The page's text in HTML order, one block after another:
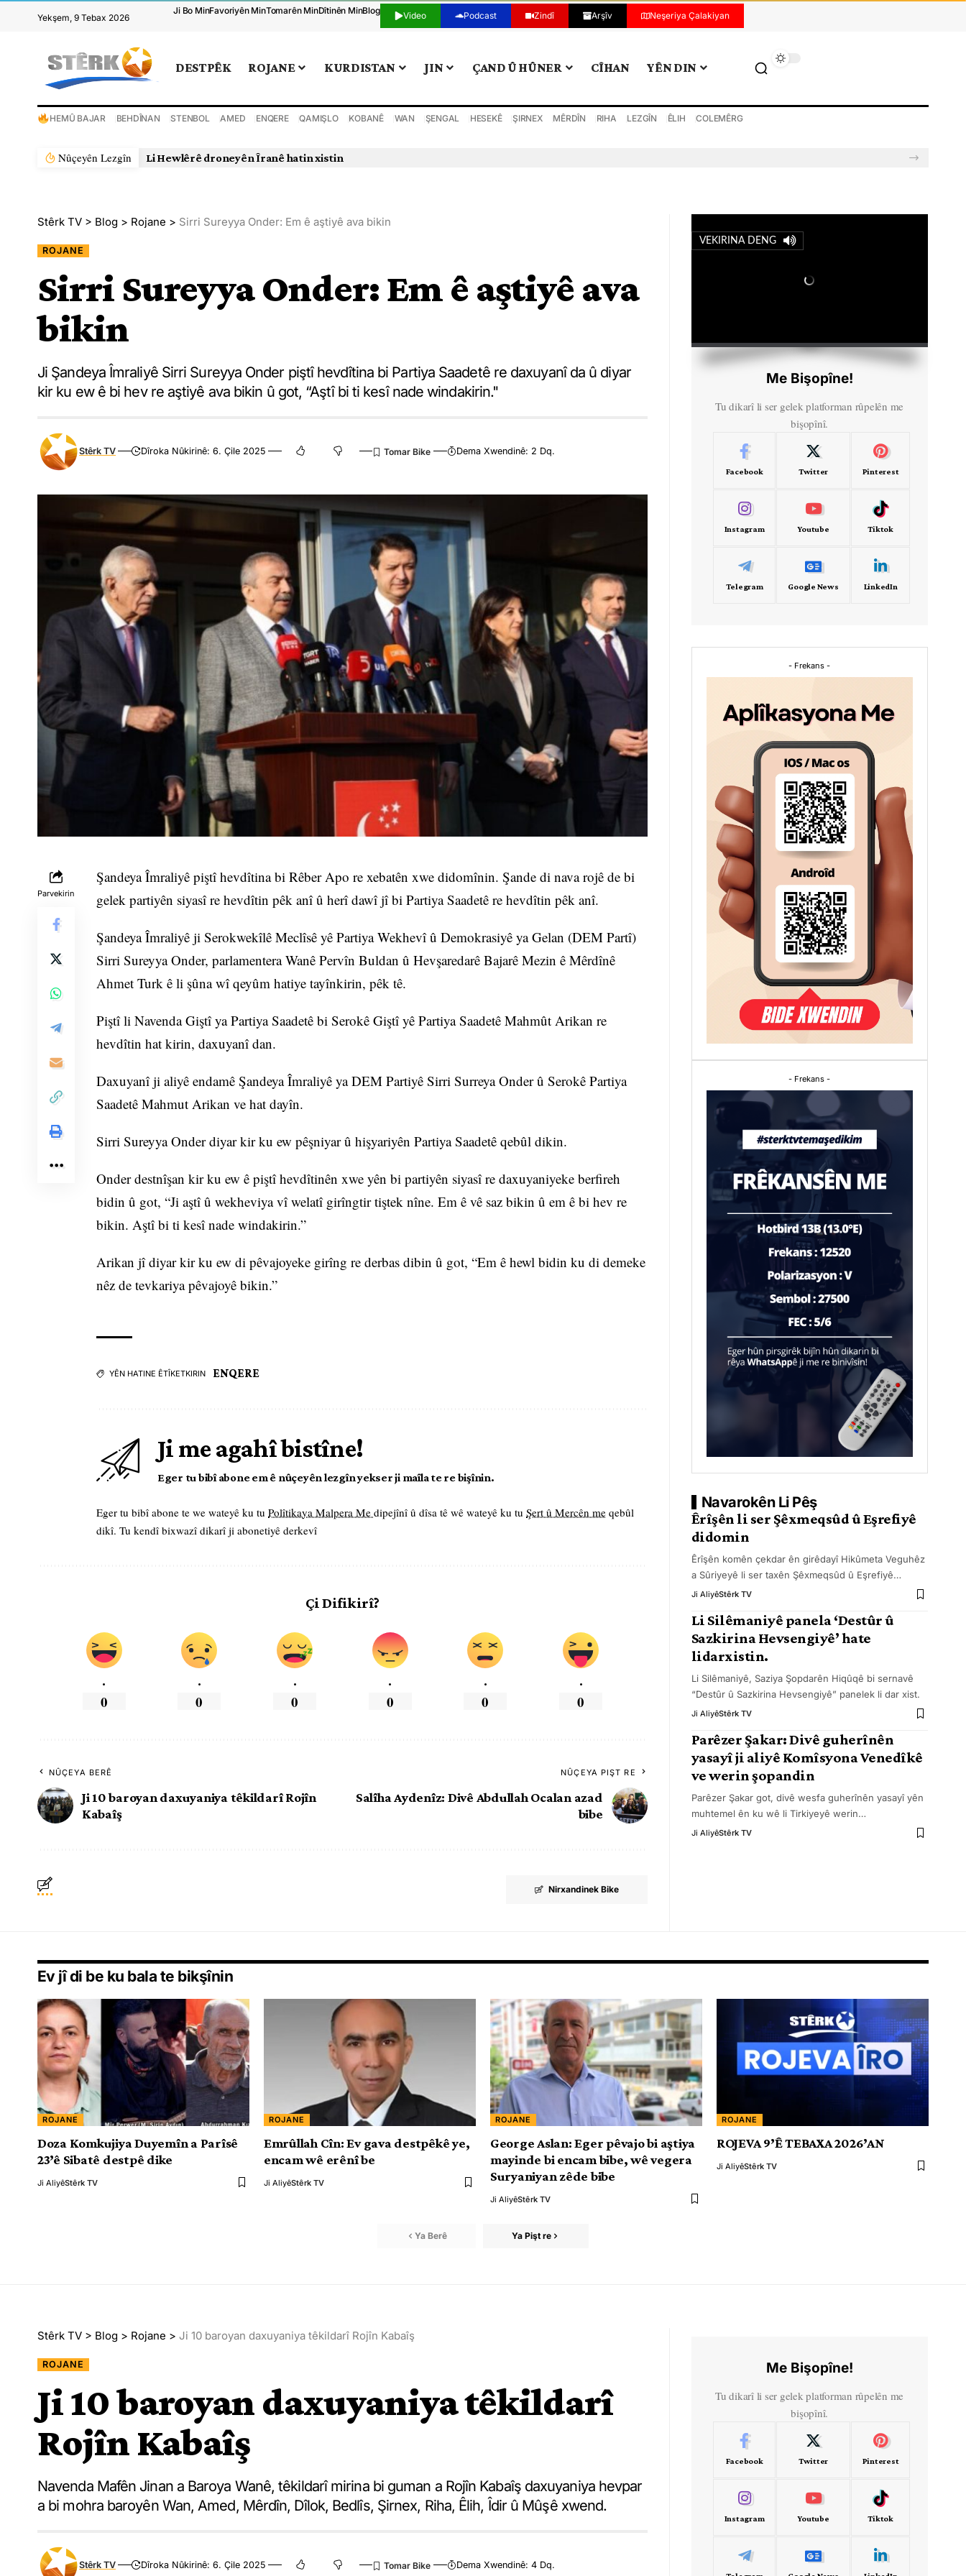
Yekşem, 9 Tebax 2026
Ji Bo MinFavoriyên MinTomarên MinDîtinên MinBlog Video Podcast Zindî Arşîv Neşeriya Çalakiyan
DESTPÊK ROJANE KURDISTAN JIN ÇAND Û HÛNER CÎHAN YÊN DIN
HEMÛ BAJAR BEHDÎNAN STENBOL AMED ENQERE QAMIŞLO KOBANÊ WAN ŞENGAL HESEKÊ ŞIRNEX MÊRDÎN RIHA LEZGÎN ÊLIH COLEMÊRG
Nûçeyên Lezgîn Li Hewlêrê droneyên Îranê hatin xistin
Stêrk TV > Blog > Rojane > Sirri Sureyya Onder: Em ê aştiyê ava bikin
ROJANE
Sirri Sureyya Onder: Em ê aştiyê ava
bikin
Ji Şandeya Îmraliyê Sirri Sureyya Onder piştî hevdîtina bi Partiya Saadetê re daxuyanî da û diyar
kir ku ew ê bi hev re aştiyê ava bikin û got, “Aştî bi ti kesî nade windakirin."
Stêrk TV Dîroka Nûkirinê: 6. Çile 2025 Dema Xwendinê: 2 Dq.
Parvekirin
Şandeya Îmraliyê piştî hevdîtina bi Rêber Apo re xebatên xwe didomînin. Şande di nava rojê de bi
gelek partiyên siyasî re hevdîtin pêk anî û herî dawî jî bi Partiya Saadetê re hevdîtin pêk anî.
Şandeya Îmraliyê ji Serokwekîlê Meclîsê yê Partiya Wekhevî û Demokrasiyê ya Gelan (DEM Partî)
Sirri Sureyya Onder, parlamentera Wanê Pervîn Buldan û Hevşaredarê Bajarê Mezin ê Mêrdînê
Ahmet Turk ê li şûna wî qeyûm hatiye tayînkirin, pêk tê.
Piştî li Navenda Giştî ya Partiya Saadetê bi Serokê Giştî yê Partiya Saadetê Mahmût Arikan re
hevdîtin hat kirin, daxuyanî dan.
Daxuyanî ji aliyê endamê Şandeya Îmraliyê ya DEM Partiyê Sirri Surreya Onder û Serokê Partiya
Saadetê Mahmut Arikan ve hat dayîn.
Sirri Sureyya Onder diyar kir ku ew pêşniyar û hişyariyên Partiya Saadetê qebûl dikin.
Onder destnîşan kir ku ew ê piştî hevdîtinên xwe yên bi partiyên siyasî re daxuyaniyeke berfireh
bidin û got, “Ji aştî û wekheviya vî welatî girîngtir tiştek nîne. Em ê vê saz bikin û em ê bi hev re
bikin. Aştî bi ti kesî nade windakirin.”
Arikan jî diyar kir ku ew di pêvajoyeke girîng re derbas dibin û got, “Em ê hewl bidin ku di demeke
nêz de tevkariya pêvajoyê bikin.”
YÊN HATINE ÊTÎKETKIRIN ENQERE
Ji me agahî bistîne!
Eger tu bibî abone em ê nûçeyên lezgîn yekser ji maîla te re bişînin.
Eger tu bibî abone te we wateyê ku tu Polîtikaya Malpera Me dipejînî û dîsa tê wê wateyê ku tu Şert û Mercên me qebûl
dikî. Tu kendî bixwazî dikarî ji abonetiyê derkevî
Çi Difikirî?
.
0
.
0
.
0
.
0
.
0
.
0
NÛÇEYA BERÊ
Ji 10 baroyan daxuyaniya têkildarî Rojîn
Kabaîş
NÛÇEYA PIŞT RE
Salîha Aydenîz: Divê Abdullah Ocalan azad
bibe
Nirxandinek Bike
VEKIRINA DENG
Me Bişopîne!
Tu dikarî li ser gelek platforman rûpelên me
bişopînî.
Facebook Twitter Pinterest
Instagram Youtube Tiktok
Telegram Google News LinkedIn
- Frekans -
- Frekans -
Navarokên Li Pêş
Êrîşên li ser Şêxmeqsûd û Eşrefiyê
didomin
Êrîşên komên çekdar ên girêdayî Hikûmeta Veguhêz
a Sûriyeyê li ser taxên Şêxmeqsûd û Eşrefiyê…
Ji AliyêStêrk TV
Li Silêmaniyê panela ‘Destûr û
Sazkirina Hevsengiyê’ hate
lidarxistin.
Li Silêmaniyê, Saziya Şopdarên Hiqûqê bi sernavê
“Destûr û Sazkirina Hevsengiyê” panelek li dar xist.
Ji AliyêStêrk TV
Parêzer Şakar: Divê guherînên
yasayî ji aliyê Komîsyona Venedîkê
ve werin şopandin
Parêzer Şakar got, divê wesfa guherînên yasayî yên
muhtemel ên ku wê li Tirkiyeyê werin…
Ji AliyêStêrk TV
Ev jî di be ku bala te bikşînin
ROJANE
Doza Komkujiya Duyemîn a Parîsê
23’ê Sibatê destpê dike
Ji AliyêStêrk TV
ROJANE
Emrûllah Cîn: Ev gava destpêkê ye,
encam wê erênî be
Ji AliyêStêrk TV
ROJANE
George Aslan: Eger pêvajo bi aştiya
mayinde bi encam bibe, wê vegera
Suryaniyan zêde bibe
Ji AliyêStêrk TV
ROJANE
ROJEVA 9’Ê TEBAXA 2026’AN
Ji AliyêStêrk TV
Ya Berê Ya Pişt re
Stêrk TV > Blog > Rojane > Ji 10 baroyan daxuyaniya têkildarî Rojîn Kabaîş
ROJANE
Ji 10 baroyan daxuyaniya têkildarî
Rojîn Kabaîş
Navenda Mafên Jinan a Baroya Wanê, têkildarî mirina bi guman a Rojîn Kabaîş daxuyaniya hevpar
a bi mohra baroyên Wan, Amed, Mêrdîn, Dîlok, Bedlîs, Şirnex, Riha, Êlih, Îdir û Mûşê xwend.
Stêrk TV Dîroka Nûkirinê: 6. Çile 2025 Dema Xwendinê: 4 Dq.
Me Bişopîne!
Tu dikarî li ser gelek platforman rûpelên me
bişopînî.
Facebook Twitter Pinterest
Instagram Youtube Tiktok